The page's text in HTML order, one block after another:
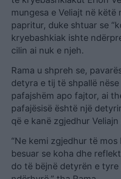
mungesa e Veliajt në këtë
papritur, duke shtuar se
kryebashkiak ishte
cilin ai nuk e njeh.
Rama u shpreh se,
detyra e tij të shpallë nëse
pafajshëm apo fajtor, ai
pafajësisë është një
që e kanë zgjedhur
“Ne kemi zgjedhur të
besuar se koha dhe
do të bëjnë detyrën e